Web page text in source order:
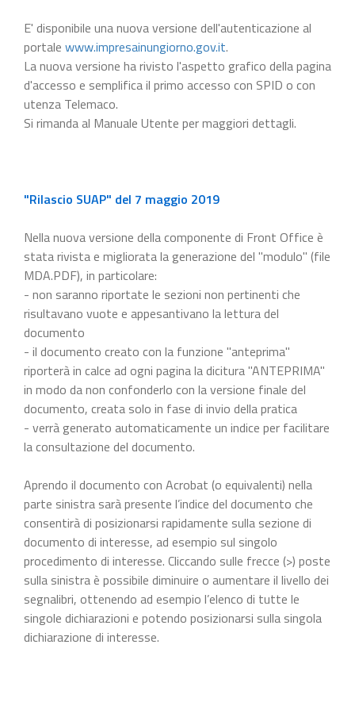
E' disponibile una nuova versione dell'autenticazione al
portale www.impresainungiorno.gov.it.
La nuova versione ha rivisto l'aspetto grafico della pagina
d'accesso e semplifica il primo accesso con SPID o con
utenza Telemaco.
Si rimanda al Manuale Utente per maggiori dettagli.
"Rilascio SUAP" del 7 maggio 2019
Nella nuova versione della componente di Front Office è
stata rivista e migliorata la generazione del "modulo" (file
MDA.PDF), in particolare:
- non saranno riportate le sezioni non pertinenti che
risultavano vuote e appesantivano la lettura del
documento
- il documento creato con la funzione "anteprima"
riporterà in calce ad ogni pagina la dicitura "ANTEPRIMA"
in modo da non confonderlo con la versione finale del
documento, creata solo in fase di invio della pratica
- verrà generato automaticamente un indice per facilitare
la consultazione del documento.
Aprendo il documento con Acrobat (o equivalenti) nella
parte sinistra sarà presente l’indice del documento che
consentirà di posizionarsi rapidamente sulla sezione di
documento di interesse, ad esempio sul singolo
procedimento di interesse. Cliccando sulle frecce (>) poste
sulla sinistra è possibile diminuire o aumentare il livello dei
segnalibri, ottenendo ad esempio l’elenco di tutte le
singole dichiarazioni e potendo posizionarsi sulla singola
dichiarazione di interesse.